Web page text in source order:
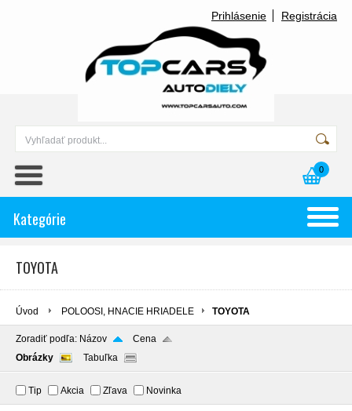
Prihlásenie Registrácia
0
Kategórie
TOYOTA
Úvod POLOOSI, HNACIE HRIADELE TOYOTA
Zoradiť podľa: Názov
Cena
Obrázky
Tabuľka
Tip Akcia Zľava Novinka